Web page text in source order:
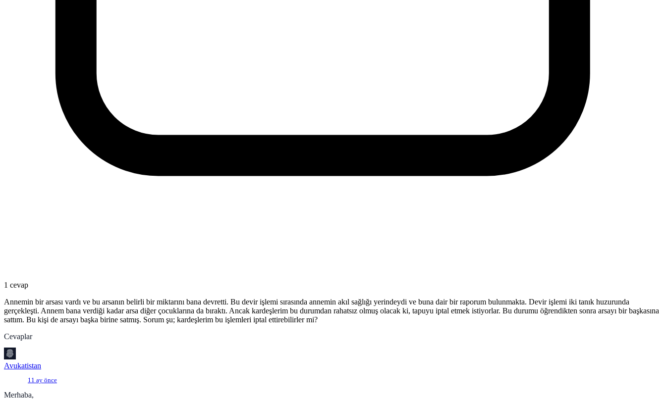
1 cevap
Annemin bir arsası vardı ve bu arsanın belirli bir miktarını bana devretti. Bu devir işlemi sırasında annemin akıl sağlığı yerindeydi ve buna dair bir raporum bulunmakta. Devir işlemi iki tanık huzurunda
gerçekleşti. Annem bana verdiği kadar arsa diğer çocuklarına da bıraktı. Ancak kardeşlerim bu durumdan rahatsız olmuş olacak ki, tapuyu iptal etmek istiyorlar. Bu durumu öğrendikten sonra arsayı bir başkasına
sattım. Bu kişi de arsayı başka birine satmış. Sorum şu; kardeşlerim bu işlemleri iptal ettirebilirler mi?
Cevaplar
Avukatistan
11 ay önce
Merhaba,